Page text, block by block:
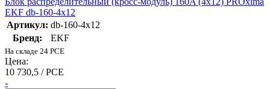
EKF db-160-4x12
Артикул: db-160-4x12
Бренд:
EKF
На складе 24 PCE
Цена:
10 730,5 / PCE
-